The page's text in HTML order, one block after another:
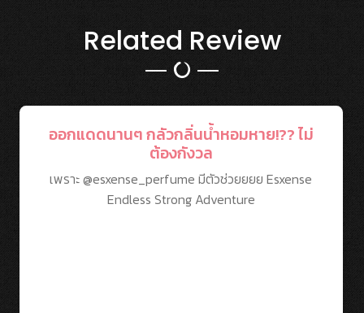
Related Review
ออกแดดนานๆ กลัวกลิ่นน้ำหอมหาย!?? ไม่
ต้องกังวล
เพราะ @esxense_perfume มีตัวช่วยยยย Esxense
Endless Strong Adventure